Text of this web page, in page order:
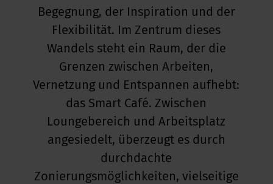
im Büro
Begegnung, der Inspiration und der
Flexibilität. Im Zentrum dieses
Wandels steht ein Raum, der die
Grenzen zwischen Arbeiten,
Vernetzung und Entspannen aufhebt:
das Smart Café. Zwischen
Loungebereich und Arbeitsplatz
angesiedelt, überzeugt es durch
durchdachte
Zonierungsmöglichkeiten, vielseitige